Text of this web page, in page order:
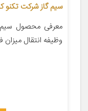
سیم گاز شرکت تکنو کابل سبزوار کد
معرفی محصول سیم
وظیفه انتقال